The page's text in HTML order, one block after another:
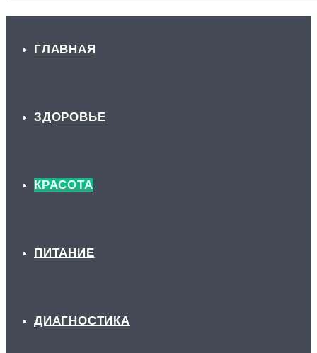
ГЛАВНАЯ
ЗДОРОВЬЕ
КРАСОТА
ПИТАНИЕ
ДИАГНОСТИКА